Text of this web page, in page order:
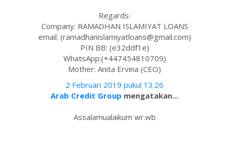
Regards:
Company: RAMADHAN ISLAMIYAT LOANS
email: (ramadhanislamiyatloans@gmail.com)
PIN BB: (e32ddf1e)
WhatsApp:(+447454810709)
Mother: Anita Ervina (CEO)
2 Februari 2019 pukul 13.26
Arab Credit Group mengatakan...
Assalamualaikum wr.wb